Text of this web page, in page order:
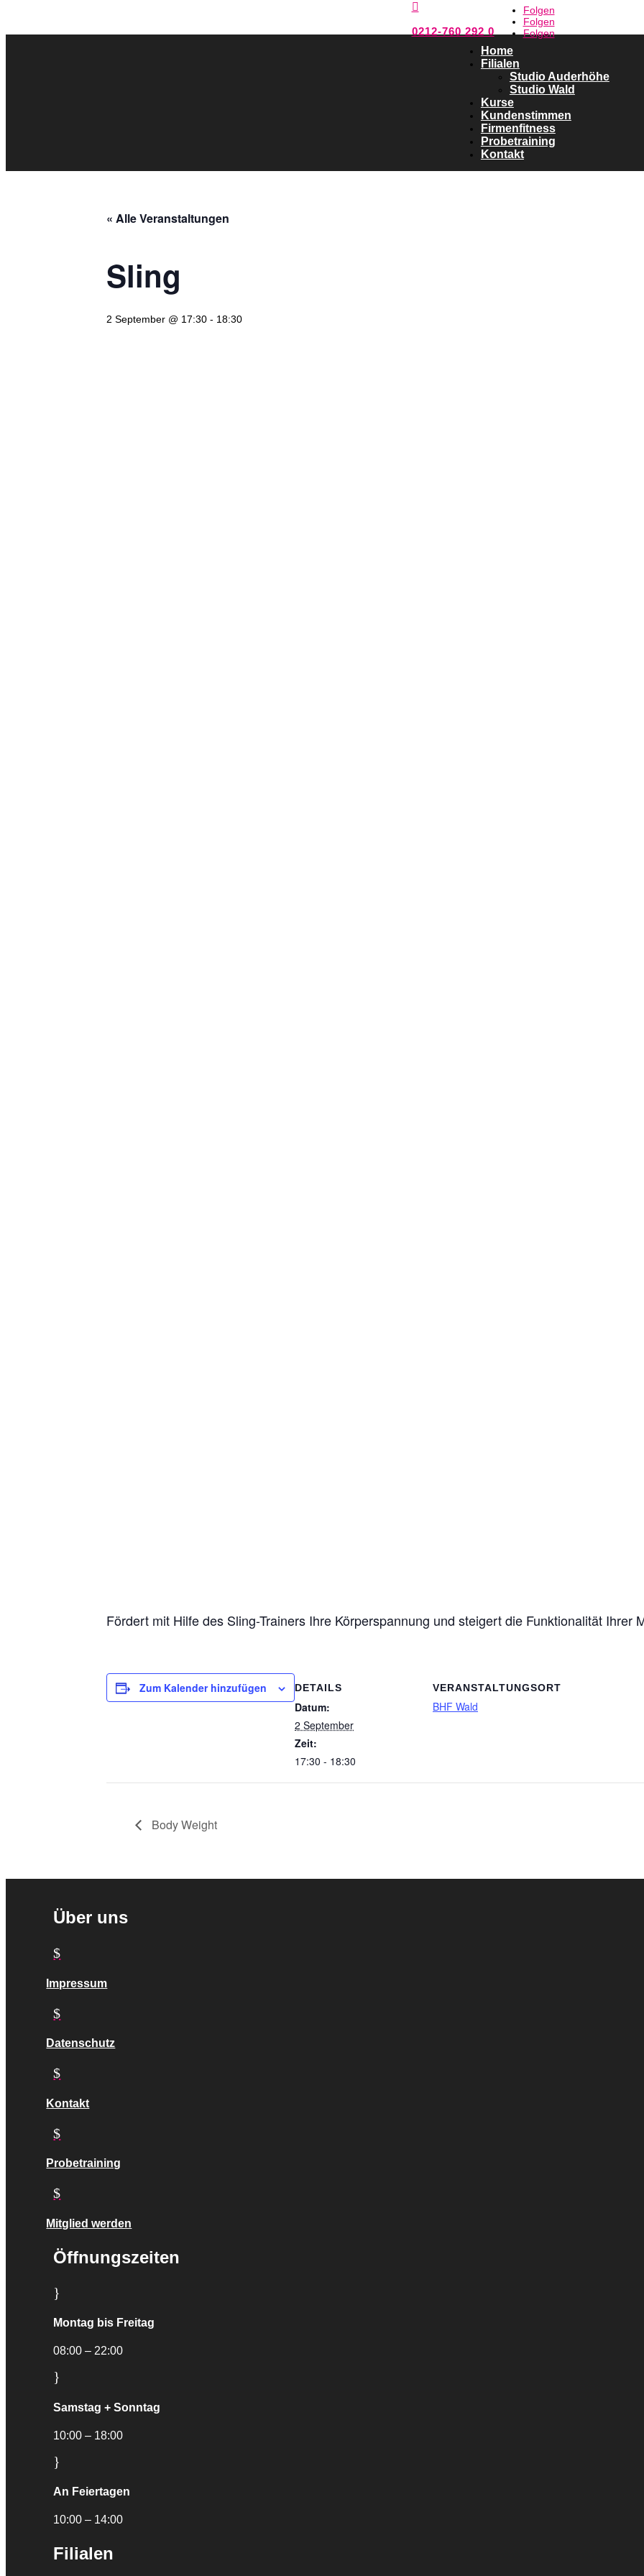

0212-760 292 0
Folgen
Folgen
Folgen
Home
Filialen
Studio Auderhöhe
Studio Wald
Kurse
Kundenstimmen
Firmenfitness
Probetraining
Kontakt
« Alle Veranstaltungen
Sling
2 September @ 17:30 - 18:30
Fördert mit Hilfe des Sling-Trainers Ihre Körperspannung und steigert die Funktionalität Ihrer
Zum Kalender hinzufügen DETAILS
Datum:
2 September
Zeit:
17:30 - 18:30
VERANSTALTUNGSORT
BHF Wald
Body Weight
Über uns
$
Impressum
$
Datenschutz
$
Kontakt
$
Probetraining
$
Mitglied werden
Öffnungszeiten
}
Montag bis Freitag
08:00 – 22:00
}
Samstag + Sonntag
10:00 – 18:00
}
An Feiertagen
10:00 – 14:00
Filialen